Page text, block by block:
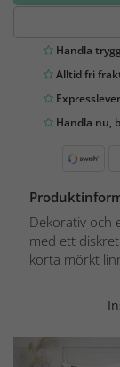
Handla
Alltid fri
Handla nu,
Dekorativ och
med ett
korta mörkt